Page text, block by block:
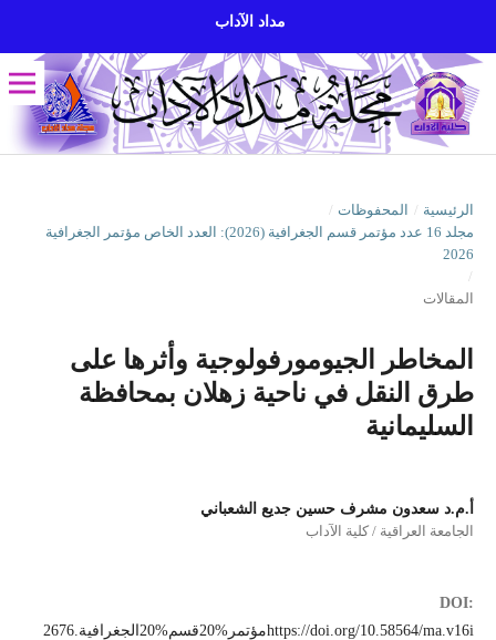
مداد الآداب
الرئيسية / المحفوظات /
مجلد 16 عدد مؤتمر قسم الجغرافية (2026): العدد الخاص مؤتمر الجغرافية
2026
/
المقالات
المخاطر الجيومورفولوجية وأثرها على
طرق النقل في ناحية زهلان بمحافظة
السليمانية
أ.م.د سعدون مشرف حسين جديع الشعباني
الجامعة العراقية / كلية الآداب
DOI:
https://doi.org/10.58564/ma.v16iمؤتمر%20قسم%20الجغرافية.2676